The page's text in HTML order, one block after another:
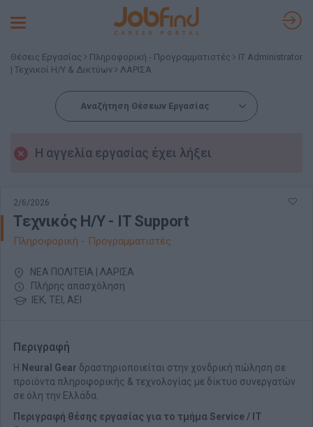
Toggle
Θέσεις Εργασίας Πληροφορική - Προγραμματιστές
IT Administrator
| Τεχνικοί Η/Υ & Δικτύων
ΛΑΡΙΣΑ
Αναζήτηση Θέσεων Εργασίας
Η αγγελία εργασίας έχει λήξει
2/6/2026
Τεχνικός Η/Υ - IT Support
Πληροφορική - Προγραμματιστές
ΝΕΑ ΠΟΛΙΤΕΙΑ | ΛΑΡΙΣΑ
Πλήρης απασχόληση
ΙΕΚ, ΤΕΙ, ΑΕΙ
Περιγραφή
Η Neural Gear δραστηριοποιείται στην χονδρική πώληση σε
προϊόντα πληροφορικής & τεχνολογίας με δίκτυο συνεργατών
σε όλη την Ελλάδα.
Περιγραφή θέσης εργασίας για το τμήμα Service / IT